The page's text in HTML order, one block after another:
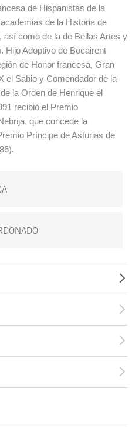
de Hispanistas de la
de la Historia de
así como de la de Bellas Artes y
Hijo Adoptivo de Bocairent
de Honor francesa, Gran
el Sabio y Comendador de la
la Orden de Henrique el
recibió el Premio
que concede la
Príncipe de Asturias de